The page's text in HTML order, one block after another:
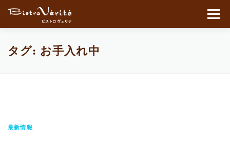
コンテンツへスキップ
メニュ
タグ: お手入れ中
最新情報